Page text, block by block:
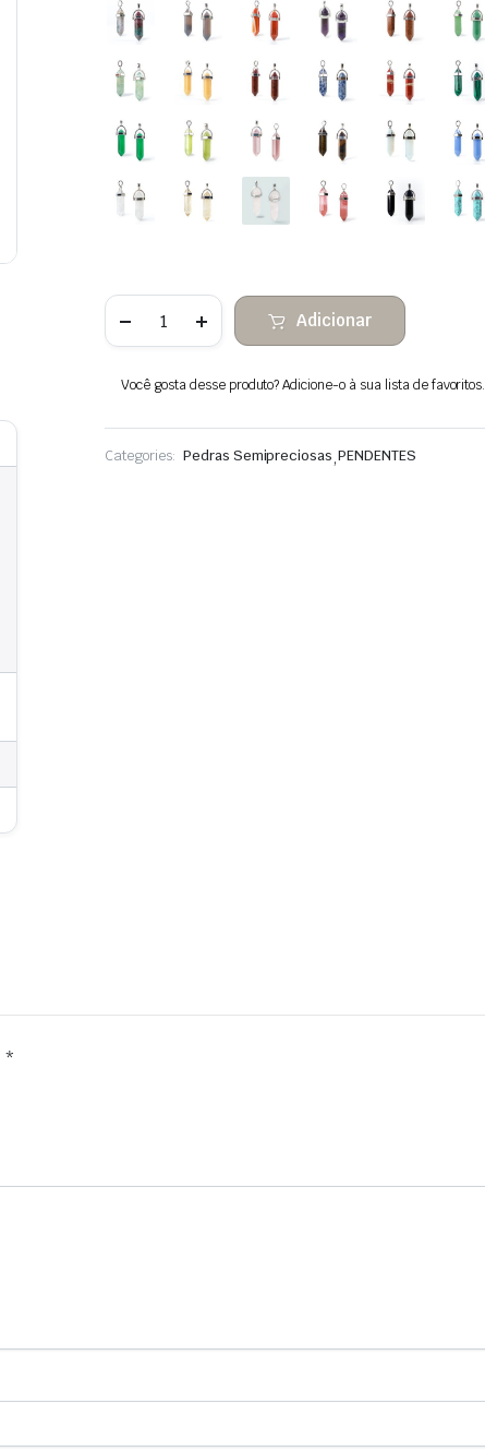
Prisma
pedra
hexagonal
Adicionar
Você gosta desse produto? Adicione-o à sua lista de favoritos.
Categories: Pedras Semipreciosas,PENDENTES
*